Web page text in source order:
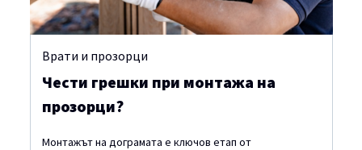
Врати и прозорци
Чести грешки при монтажа на
прозорци?
Монтажът на дограмата е ключов етап от